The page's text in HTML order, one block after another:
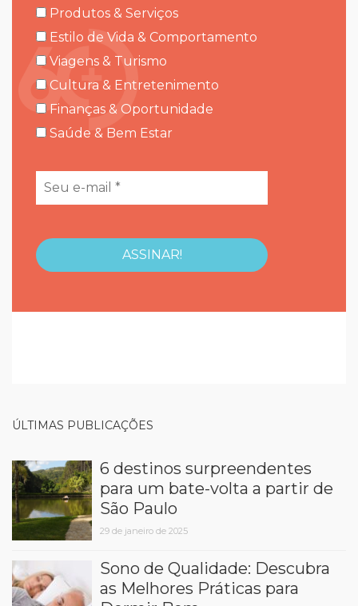
Produtos & Serviços
Estilo de Vida & Comportamento
Viagens & Turismo
Cultura & Entretenimento
Finanças & Oportunidade
Saúde & Bem Estar
ÚLTIMAS PUBLICAÇÕES
6 destinos surpreendentes
para um bate-volta a partir de
São Paulo
29 de janeiro de 2025
Sono de Qualidade: Descubra
as Melhores Práticas para